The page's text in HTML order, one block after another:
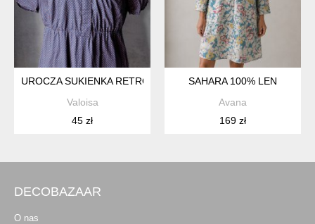
UROCZA SUKIENKA RETRO GROSZKI S. OLIVER S M
Valoisa
45 zł
SAHARA 100% LEN
Avana
169 zł
DECOBAZAAR
O nas